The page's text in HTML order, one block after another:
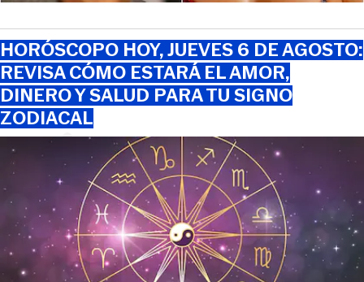
HORÓSCOPO HOY, JUEVES 6 DE AGOSTO:
REVISA CÓMO ESTARÁ EL AMOR,
DINERO Y SALUD PARA TU SIGNO
ZODIACAL